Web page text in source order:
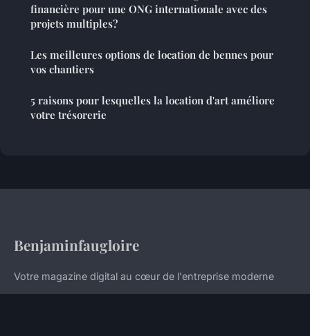
financière pour une ONG internationale avec des
projets multiples?
Les meilleures options de location de bennes pour
vos chantiers
5 raisons pour lesquelles la location d'art améliore
votre trésorerie
Benjaminfaugloire
Votre magazine digital au cœur de l'entreprise moderne